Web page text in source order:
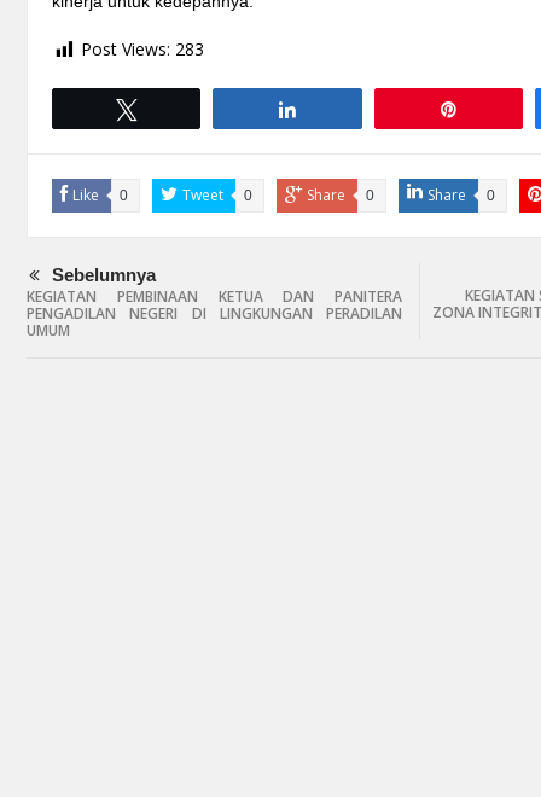
Post Views: 283
Like 0 Tweet 0 Share 0 Share 0
Sebelumnya
KEGIATAN PEMBINAAN KETUA DAN PANITERA
PENGADILAN NEGERI DI LINGKUNGAN PERADILAN
UMUM
KEGIATAN
ZONA